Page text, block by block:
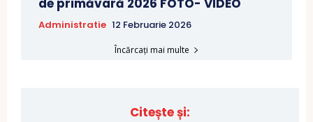
de primăvară 2026 FOTO- VIDEO
Administratie 12 Februarie 2026
Încărcați mai multe
Citește și: